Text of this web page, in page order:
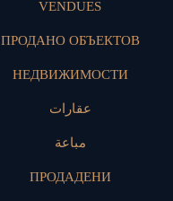
VENDUES
ПРОДАНО ОБЪЕКТОВ
НЕДВИЖИМОСТИ
عقارات
مباعة
ПРОДАДЕНИ